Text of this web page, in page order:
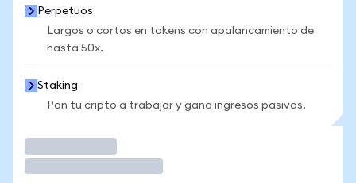
Perpetuos
Largos o cortos en tokens con apalancamiento de
hasta 50x.
Staking
Pon tu cripto a trabajar y gana ingresos pasivos.